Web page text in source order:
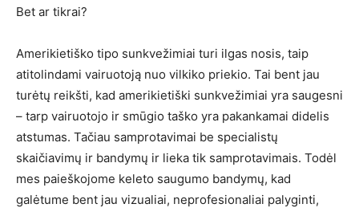
Bet ar tikrai?
Amerikietiško tipo sunkvežimiai turi ilgas nosis, taip
atitolindami vairuotoją nuo vilkiko priekio. Tai bent jau
turėtų reikšti, kad amerikietiški sunkvežimiai yra saugesni
– tarp vairuotojo ir smūgio taško yra pakankamai didelis
atstumas. Tačiau samprotavimai be specialistų
skaičiavimų ir bandymų ir lieka tik samprotavimais. Todėl
mes paieškojome keleto saugumo bandymų, kad
galėtume bent jau vizualiai, neprofesionaliai palyginti,